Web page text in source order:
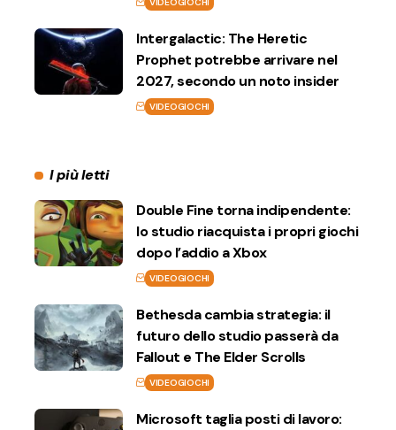
VIDEOGIOCHI
Intergalactic: The Heretic
Prophet potrebbe arrivare nel
2027, secondo un noto insider
VIDEOGIOCHI
I più letti
Double Fine torna indipendente:
lo studio riacquista i propri giochi
dopo l’addio a Xbox
VIDEOGIOCHI
Bethesda cambia strategia: il
futuro dello studio passerà da
Fallout e The Elder Scrolls
VIDEOGIOCHI
Microsoft taglia posti di lavoro: